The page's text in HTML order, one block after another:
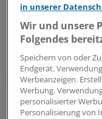
Senkung um
Das
Ministerium seien
durchschnittlich
entspreche einer
rund 80 Euro pro
in unserer
Wir und unsere
Folgendes
Speichern von oder
Endgerät.
Werbeanzeigen.
Werbung.
personalisierter
Personalisierung von